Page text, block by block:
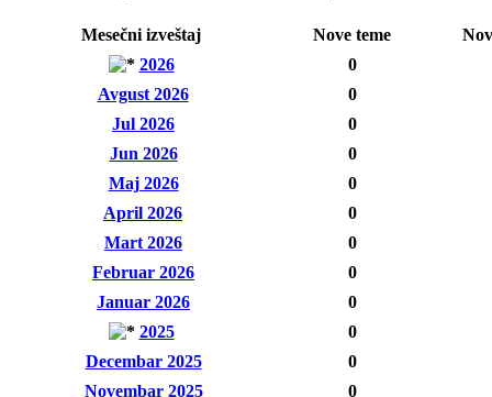
Mesečni izveštaj Nove teme
2026
0
Avgust 2026
0
Jul 2026
0
Jun 2026
0
Maj 2026
0
April 2026
0
Mart 2026
0
Februar 2026
0
Januar 2026
0
2025
0
Decembar 2025
0
Novembar 2025
0